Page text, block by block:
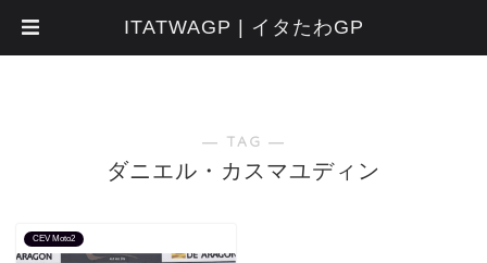
― TAG ―
ダニエル・カスマユディン
CEV Moto2
ITATWAGP | イタたわGP